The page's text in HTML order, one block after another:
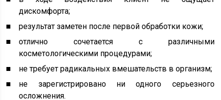
дискомфорта;
результат заметен после первой обработки кожи;
отлично сочетается с различными
косметологическими процедурами;
не требует радикальных вмешательств в организм;
не зарегистрировано ни одного серьезного
осложнения.